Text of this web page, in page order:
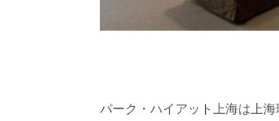
パーク・ハイアット上海は上